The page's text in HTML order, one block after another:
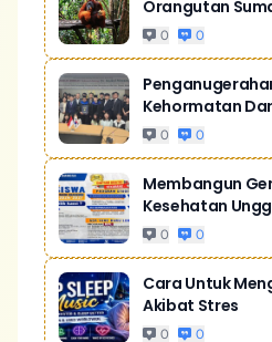
Orangutan
0 0
Kehormatan
0 0
Membangun
Kesehatan
0 0
Cara Untuk
Akibat Stres
0 0